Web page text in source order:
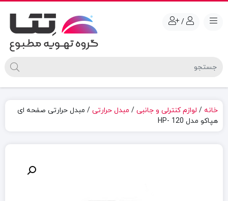
/
خانه / لوازم کنترلی و جانبی / مبدل حرارتی / مبدل حرارتی صفحه ای
هپاکو مدل HP- 120